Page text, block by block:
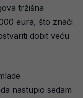
tržišna
eura, što znači
dobit veću
nastupio sedam